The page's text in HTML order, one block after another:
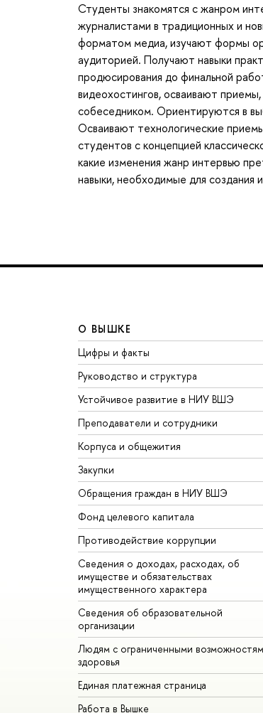
Студенты знакомятся с жанром
журналистами в традиционных и
форматом медиа, изучают формы
аудиторией. Получают навыки
продюсирования до финальной
видеохостингов, осваивают
собеседником. Ориентируются в
Осваивают технологические
студентов с концепцией
какие изменения жанр интервью
навыки, необходимые для
О ВЫШКЕ
Цифры и факты
Руководство и структура
Устойчивое развитие в НИУ ВШЭ
Преподаватели и сотрудники
Корпуса и общежития
Закупки
Обращения граждан в НИУ ВШЭ
Фонд целевого капитала
Противодействие коррупции
Сведения о доходах, расходах, об
имуществе и обязательствах
имущественного характера
Сведения об образовательной
организации
Людям с ограниченными
здоровья
Единая платежная страница
Работа в Вышке